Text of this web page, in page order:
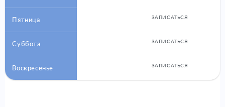
Пятница ЗАПИСАТЬСЯ
Суббота ЗАПИСАТЬСЯ
Воскресенье ЗАПИСАТЬСЯ